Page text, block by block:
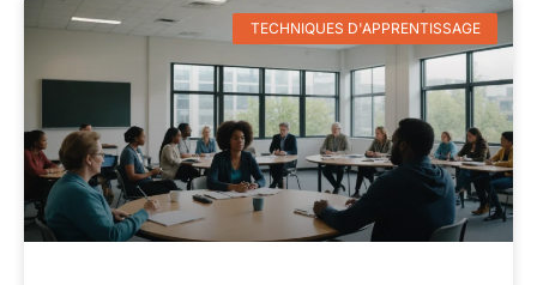
TECHNIQUES D'APPRENTISSAGE